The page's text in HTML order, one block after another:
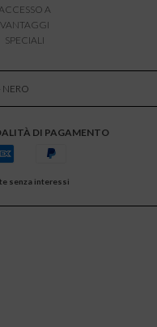
A
VANTAGGI
SPECIALI
DI PAGAMENTO
senza interessi